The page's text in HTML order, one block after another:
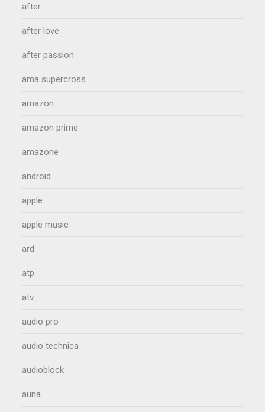
after
after love
after passion
ama supercross
amazon
amazon prime
amazone
android
apple
apple music
ard
atp
atv
audio pro
audio technica
audioblock
auna